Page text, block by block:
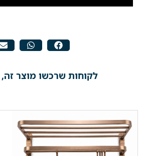
לקוחות שרכשו מוצר